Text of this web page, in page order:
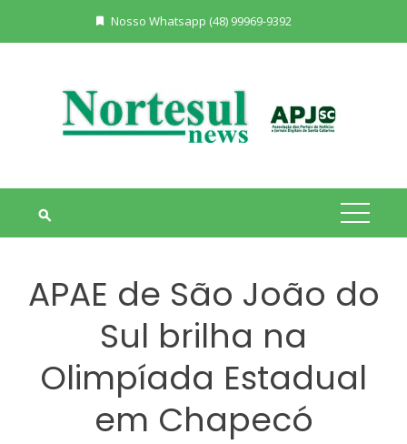
Nosso Whatsapp (48) 99969-9392
APAE de São João do
Sul brilha na
Olimpíada Estadual
em Chapecó